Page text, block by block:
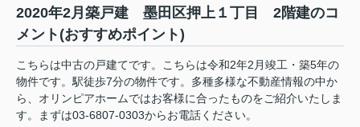
2020年2月築戸建 墨田区押上１丁目 2階建のコ
メント(おすすめポイント)
こちらは中古の戸建てです。こちらは令和2年2月竣工・築5年の
物件です。駅徒歩7分の物件です。多種多様な不動産情報の中か
ら、オリンピアホームではお客様に合ったものをご紹介いたしま
す。まずは03-6807-0303からお電話ください。